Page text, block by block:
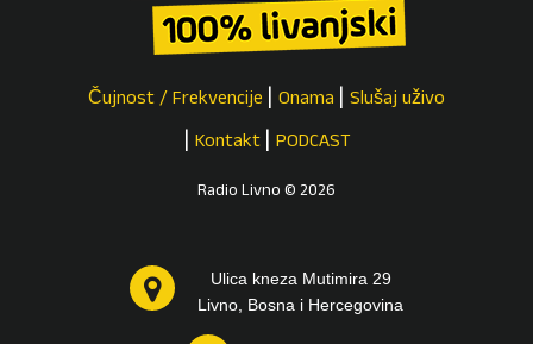
Čujnost / Frekvencije Onama Slušaj uživo
Kontakt PODCAST
Radio Livno © 2026
Ulica kneza Mutimira 29
Livno, Bosna i Hercegovina